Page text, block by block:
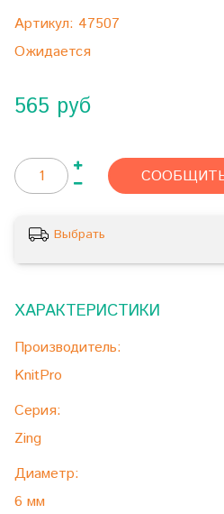
Артикул: 47507
Ожидается
565 руб
Выбрать
ХАРАКТЕРИСТИКИ
Производитель:
KnitPro
Серия:
Zing
Диаметр:
6 мм